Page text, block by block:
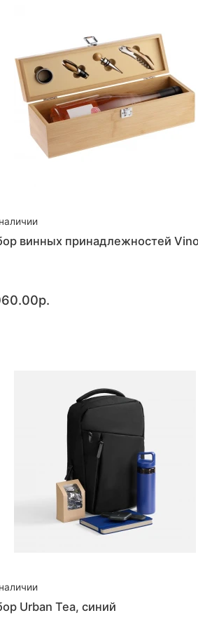
винных принадлежностей
Urban Tea, синий